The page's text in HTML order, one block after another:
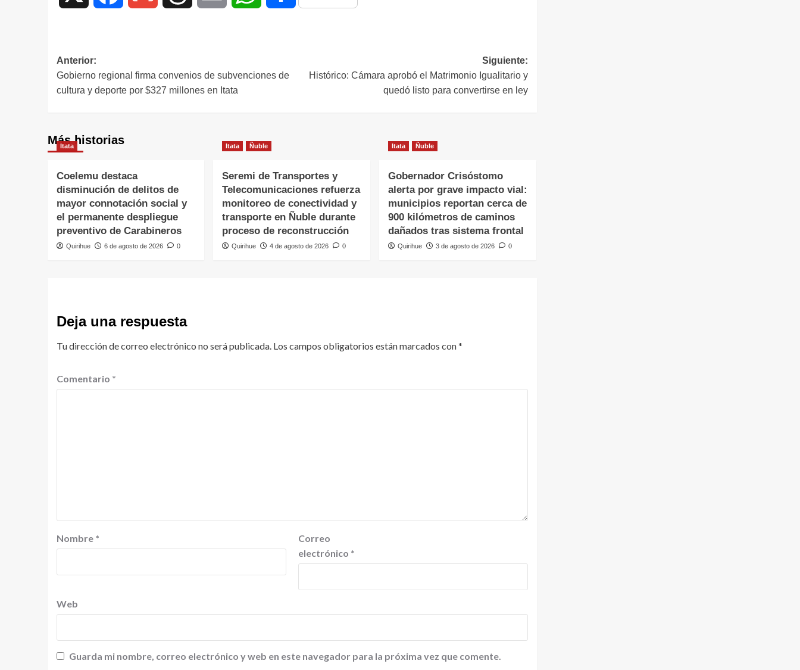
Anterior:
Gobierno regional firma convenios de subvenciones de
cultura y deporte por $327 millones en Itata
Siguiente:
Histórico: Cámara aprobó el Matrimonio Igualitario y
quedó listo para convertirse en ley
Más historias
Itata
Coelemu destaca
disminución de delitos de
mayor connotación social y
el permanente despliegue
preventivo de Carabineros
Quirihue 6 de agosto de 2026 0
Itata Ñuble
Seremi de Transportes y
Telecomunicaciones refuerza
monitoreo de conectividad y
transporte en Ñuble durante
proceso de reconstrucción
Quirihue 4 de agosto de 2026 0
Itata Ñuble
Gobernador Crisóstomo
alerta por grave impacto vial:
municipios reportan cerca de
900 kilómetros de caminos
dañados tras sistema frontal
Quirihue 3 de agosto de 2026 0
Deja una respuesta
Tu dirección de correo electrónico no será publicada. Los campos obligatorios están marcados con*
Comentario *
Nombre *
Correo
electrónico *
Web
Guarda mi nombre, correo electrónico y web en este navegador para la próxima vez que comente.